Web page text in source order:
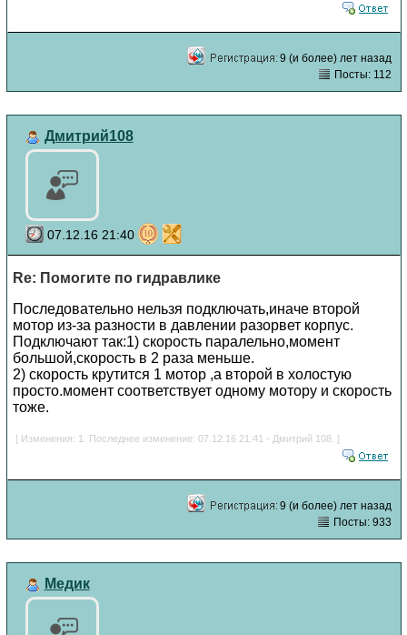
9 (и более) лет назад
Посты: 112
Дмитрий108
07.12.16 21:40
Re: Помогите по гидравлике
Последовательно нельзя подключать,иначе второй
мотор из-за разности в давлении разорвет корпус.
Подключают так:1) скорость паралельно,момент
большой,скорость в 2 раза меньше.
2) скорость крутится 1 мотор ,а второй в холостую
просто.момент соответствует одному мотору и скорость
тоже.
[ Изменения: 1. Последнее изменение: 07.12.16 21:41 - Дмитрий 108. ]
9 (и более) лет назад
Посты: 933
Медик